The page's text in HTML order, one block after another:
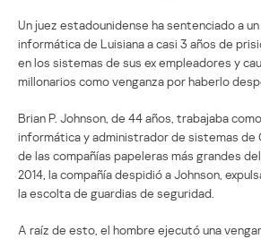
Un juez estadounidense ha sentenciado a
informática de Luisiana a casi 3 años de
en los sistemas de sus ex empleadores y
millonarios como venganza por haberlo
Brian P. Johnson, de 44 años, trabajaba
informática y administrador de sistemas de
de las compañías papeleras más grandes
2014, la compañía despidió a Johnson,
la escolta de guardias de seguridad.
A raíz de esto, el hombre ejecutó una